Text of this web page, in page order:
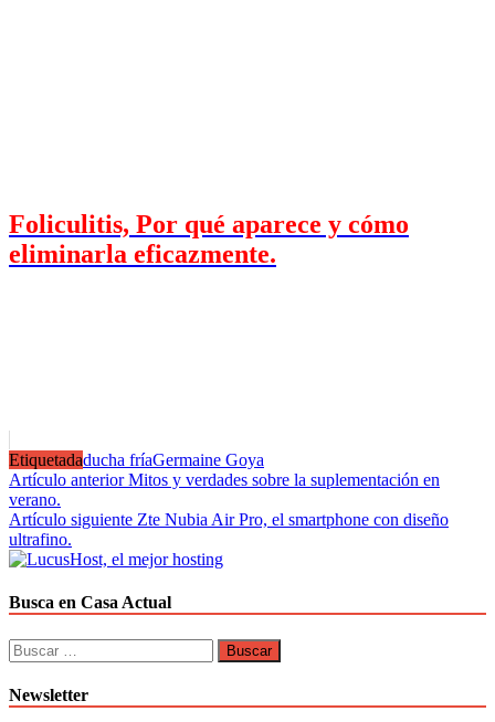
Foliculitis, Por qué aparece y cómo
eliminarla eficazmente.
Etiquetadaducha fríaGermaine Goya
Navegación
de
entradas
Artículo anterior Mitos y verdades sobre la suplementación en
verano.
Artículo siguiente Zte Nubia Air Pro, el smartphone con diseño
ultrafino.
Busca en Casa Actual
Buscar:
Newsletter